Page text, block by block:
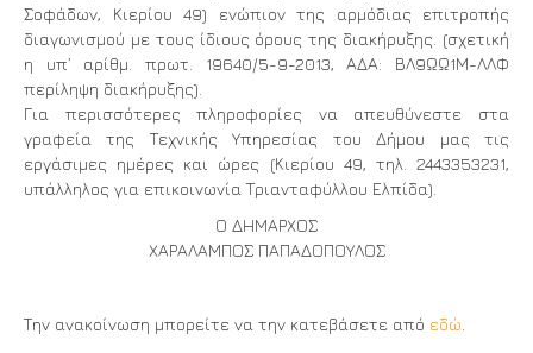
Σοφάδων, Κιερίου 49) ενώπιον της αρμόδιας επιτροπής
διαγωνισμού με τους ίδιους όρους της διακήρυξης. (σχετική
η υπ’ αρίθμ. πρωτ. 19640/5-9-2013, ΑΔΑ: ΒΛ9ΩΩ1Μ-ΛΛΦ
περίληψη διακήρυξης).
Για περισσότερες πληροφορίες να απευθύνεστε στα
γραφεία της Τεχνικής Υπηρεσίας του Δήμου μας τις
εργάσιμες ημέρες και ώρες (Κιερίου 49, τηλ. 2443353231,
υπάλληλος για επικοινωνία Τριανταφύλλου Ελπίδα).
Ο ΔΗΜΑΡΧΟΣ
ΧΑΡΑΛΑΜΠΟΣ ΠΑΠΑΔΟΠΟΥΛΟΣ
Την ανακοίνωση μπορείτε να την κατεβάσετε από εδώ